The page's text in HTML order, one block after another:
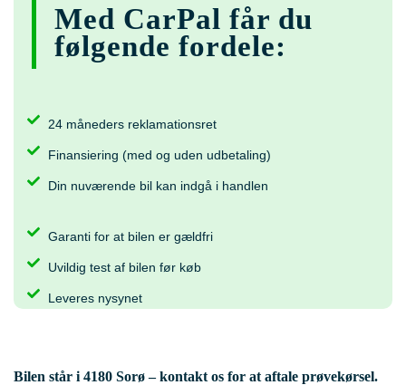
Med CarPal får du
følgende fordele:
24 måneders reklamationsret
Finansiering (med og uden udbetaling)
Din nuværende bil kan indgå i handlen
Garanti for at bilen er gældfri
Uvildig test af bilen før køb
Leveres nysynet
Bilen står i 4180 Sorø– kontakt os for at aftale prøvekørsel.